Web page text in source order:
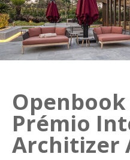
Prémio
Architizer